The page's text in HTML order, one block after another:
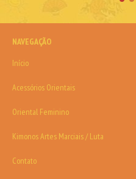
NAVEGAÇÃO
Início
Acessórios Orientais
Oriental Feminino
Kimonos Artes Marciais / Luta
Contato